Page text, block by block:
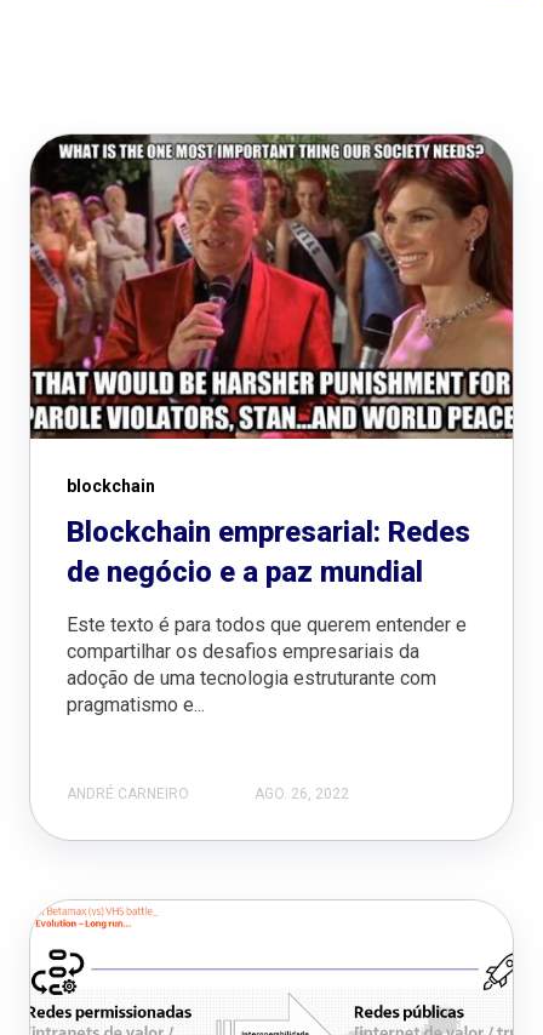
blockchain
Blockchain empresarial: Redes
de negócio e a paz mundial
Este texto é para todos que querem entender e
compartilhar os desafios empresariais da
adoção de uma tecnologia estruturante com
pragmatismo e...
ANDRÉ CARNEIRO AGO. 26, 2022